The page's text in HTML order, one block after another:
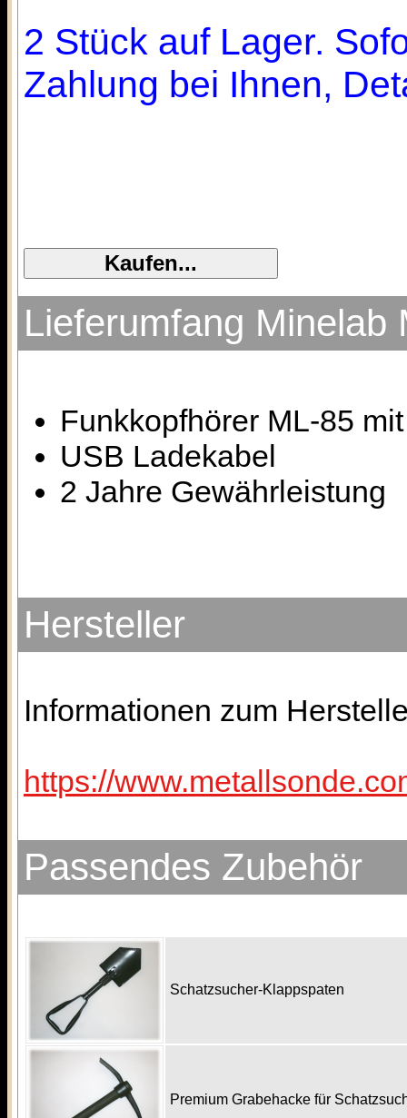
2 Stück auf Lager.
Zahlung bei Ihnen,
Lieferumfang Minelab
Funkkopfhörer ML-85
USB Ladekabel
2 Jahre Gewährleistung
Hersteller
Informationen zum
https://
Passendes Zubehör
Schatzsucher-Klappspaten
Premium Grabehacke für